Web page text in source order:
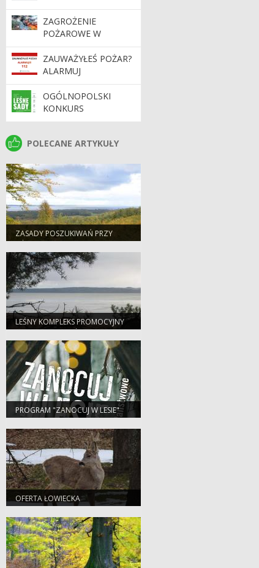
ZAGROŻENIE
POŻAROWE W
LASACH. APEL O
OSTROŻNOŚĆ
ZAUWAŻYŁEŚ POŻAR?
ALARMUJ
OGÓLNOPOLSKI
KONKURS
FOTOGRAFICZNY
DZIEDZICTWO,
POLECANE ARTYKUŁY
POLECANE ARTYKUŁY
ZASADY POSZUKIWAŃ PRZY
UŻYCIU WYKRYWACZA METALI
LEŚNY KOMPLEKS PROMOCYJNY
"LASY ELBLĄSKO-ŻUŁAWSKIE"
PROGRAM "ZANOCUJ W LESIE"
OFERTA ŁOWIECKA